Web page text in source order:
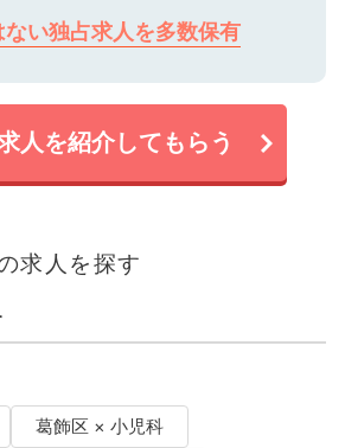
ない独占求人を多数保有
人を紹介してもらう
求人を探す
葛飾区 × 小児科